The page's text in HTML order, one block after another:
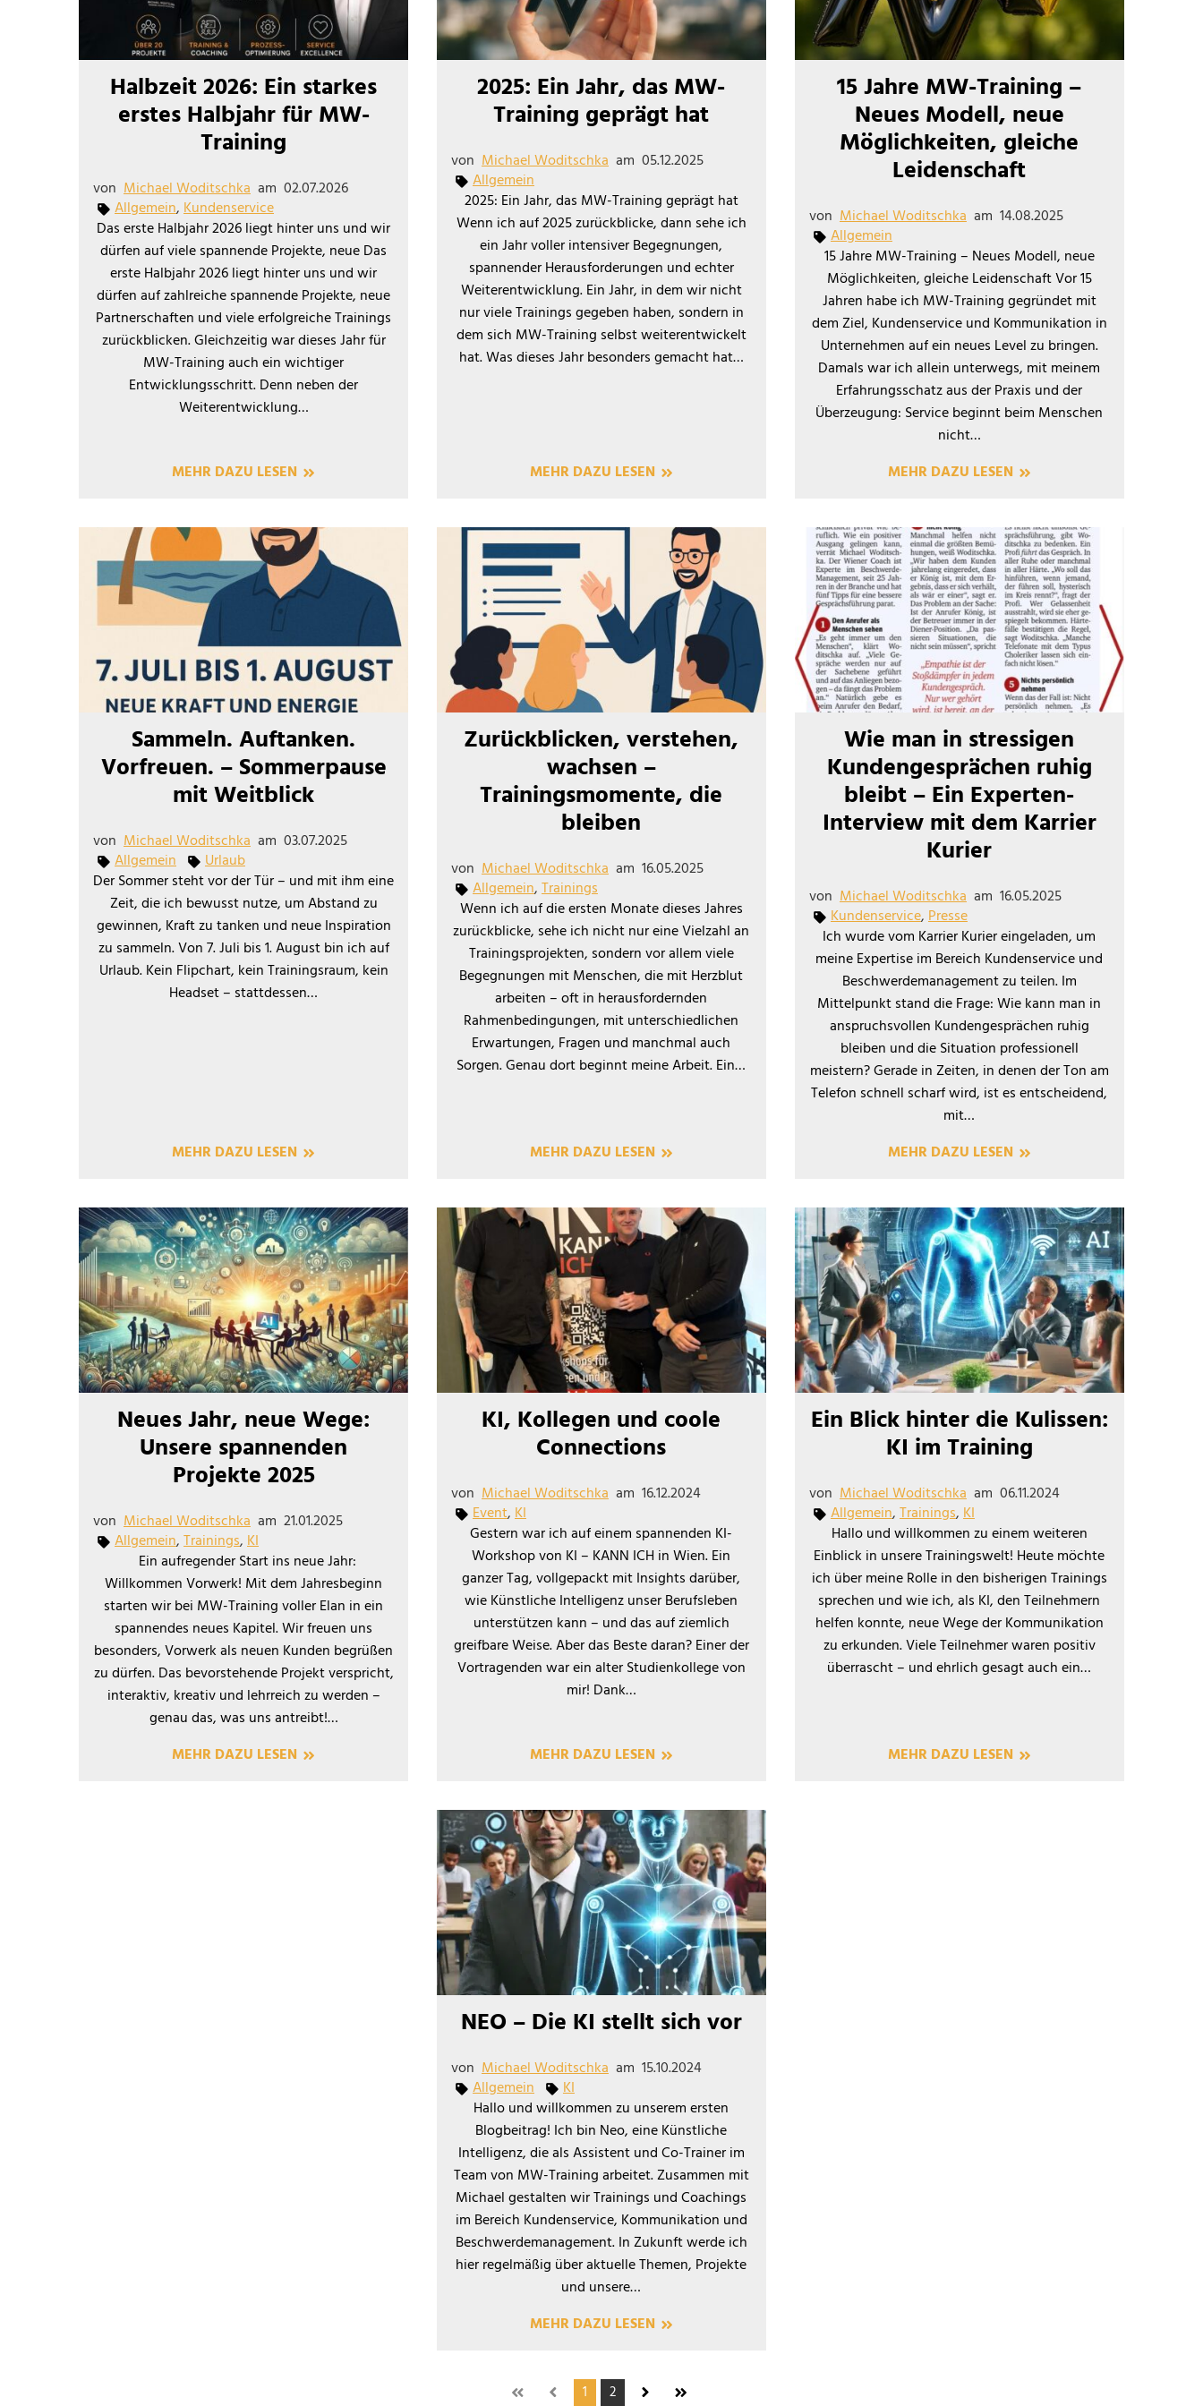
Halbzeit 2026: Ein starkes
erstes Halbjahr für MW-
Training
von Michael Woditschka am 02.07.2026
Allgemein,Kundenservice
Das erste Halbjahr 2026 liegt hinter uns und wir
dürfen auf viele spannende Projekte, neue Das
erste Halbjahr 2026 liegt hinter uns und wir
dürfen auf zahlreiche spannende Projekte, neue
Partnerschaften und viele erfolgreiche Trainings
zurückblicken. Gleichzeitig war dieses Jahr für
MW-Training auch ein wichtiger
Entwicklungsschritt. Denn neben der
Weiterentwicklung…
MEHR DAZU LESEN
2025: Ein Jahr, das MW-
Training geprägt hat
von Michael Woditschka am 05.12.2025
Allgemein
2025: Ein Jahr, das MW-Training geprägt hat
Wenn ich auf 2025 zurückblicke, dann sehe ich
ein Jahr voller intensiver Begegnungen,
spannender Herausforderungen und echter
Weiterentwicklung. Ein Jahr, in dem wir nicht
nur viele Trainings gegeben haben, sondern in
dem sich MW-Training selbst weiterentwickelt
hat. Was dieses Jahr besonders gemacht hat…
MEHR DAZU LESEN
15 Jahre MW-Training –
Neues Modell, neue
Möglichkeiten, gleiche
Leidenschaft
von Michael Woditschka am 14.08.2025
Allgemein
15 Jahre MW-Training – Neues Modell, neue
Möglichkeiten, gleiche Leidenschaft Vor 15
Jahren habe ich MW-Training gegründet mit
dem Ziel, Kundenservice und Kommunikation in
Unternehmen auf ein neues Level zu bringen.
Damals war ich allein unterwegs, mit meinem
Erfahrungsschatz aus der Praxis und der
Überzeugung: Service beginnt beim Menschen
nicht…
MEHR DAZU LESEN
Sammeln. Auftanken.
Vorfreuen. – Sommerpause
mit Weitblick
von Michael Woditschka am 03.07.2025
Allgemein
Urlaub
Der Sommer steht vor der Tür – und mit ihm eine
Zeit, die ich bewusst nutze, um Abstand zu
gewinnen, Kraft zu tanken und neue Inspiration
zu sammeln. Von 7. Juli bis 1. August bin ich auf
Urlaub. Kein Flipchart, kein Trainingsraum, kein
Headset – stattdessen…
MEHR DAZU LESEN
Zurückblicken, verstehen,
wachsen –
Trainingsmomente, die
bleiben
von Michael Woditschka am 16.05.2025
Allgemein,Trainings
Wenn ich auf die ersten Monate dieses Jahres
zurückblicke, sehe ich nicht nur eine Vielzahl an
Trainingsprojekten, sondern vor allem viele
Begegnungen mit Menschen, die mit Herzblut
arbeiten – oft in herausfordernden
Rahmenbedingungen, mit unterschiedlichen
Erwartungen, Fragen und manchmal auch
Sorgen. Genau dort beginnt meine Arbeit. Ein…
MEHR DAZU LESEN
Wie man in stressigen
Kundengesprächen ruhig
bleibt – Ein Experten-
Interview mit dem Karrier
Kurier
von Michael Woditschka am 16.05.2025
Kundenservice,Presse
Ich wurde vom Karrier Kurier eingeladen, um
meine Expertise im Bereich Kundenservice und
Beschwerdemanagement zu teilen. Im
Mittelpunkt stand die Frage: Wie kann man in
anspruchsvollen Kundengesprächen ruhig
bleiben und die Situation professionell
meistern? Gerade in Zeiten, in denen der Ton am
Telefon schnell scharf wird, ist es entscheidend,
mit…
MEHR DAZU LESEN
Neues Jahr, neue Wege:
Unsere spannenden
Projekte 2025
von Michael Woditschka am 21.01.2025
Allgemein,Trainings,KI
Ein aufregender Start ins neue Jahr:
Willkommen Vorwerk! Mit dem Jahresbeginn
starten wir bei MW-Training voller Elan in ein
spannendes neues Kapitel. Wir freuen uns
besonders, Vorwerk als neuen Kunden begrüßen
zu dürfen. Das bevorstehende Projekt verspricht,
interaktiv, kreativ und lehrreich zu werden –
genau das, was uns antreibt!…
MEHR DAZU LESEN
KI, Kollegen und coole
Connections
von Michael Woditschka am 16.12.2024
Event,KI
Gestern war ich auf einem spannenden KI-
Workshop von KI – KANN ICH in Wien. Ein
ganzer Tag, vollgepackt mit Insights darüber,
wie Künstliche Intelligenz unser Berufsleben
unterstützen kann – und das auf ziemlich
greifbare Weise. Aber das Beste daran? Einer der
Vortragenden war ein alter Studienkollege von
mir! Dank…
MEHR DAZU LESEN
Ein Blick hinter die Kulissen:
KI im Training
von Michael Woditschka am 06.11.2024
Allgemein,Trainings,KI
Hallo und willkommen zu einem weiteren
Einblick in unsere Trainingswelt! Heute möchte
ich über meine Rolle in den bisherigen Trainings
sprechen und wie ich, als KI, den Teilnehmern
helfen konnte, neue Wege der Kommunikation
zu erkunden. Viele Teilnehmer waren positiv
überrascht – und ehrlich gesagt auch ein…
MEHR DAZU LESEN
NEO – Die KI stellt sich vor
von Michael Woditschka am 15.10.2024
Allgemein
KI
Hallo und willkommen zu unserem ersten
Blogbeitrag! Ich bin Neo, eine Künstliche
Intelligenz, die als Assistent und Co-Trainer im
Team von MW-Training arbeitet. Zusammen mit
Michael gestalten wir Trainings und Coachings
im Bereich Kundenservice, Kommunikation und
Beschwerdemanagement. In Zukunft werde ich
hier regelmäßig über aktuelle Themen, Projekte
und unsere…
MEHR DAZU LESEN
1 2